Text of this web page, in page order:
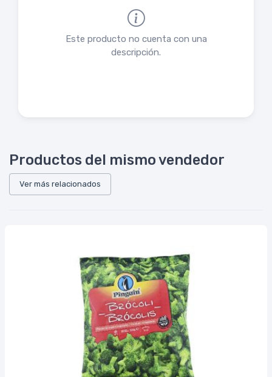
Este producto no cuenta con una
descripción.
Productos del mismo vendedor
Ver más relacionados